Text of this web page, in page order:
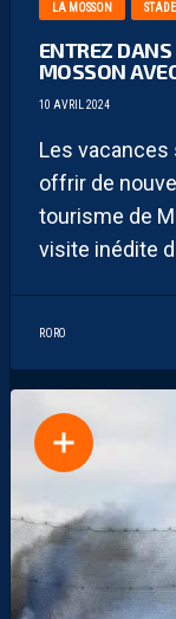
LA MOSSON STADE
ENTREZ
MOSSON
10 AVRIL 2024
Les vacances
offrir de
tourisme de
visite inédite
RORO